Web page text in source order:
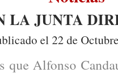
LA JUNTA
el 22 de
Alfonso